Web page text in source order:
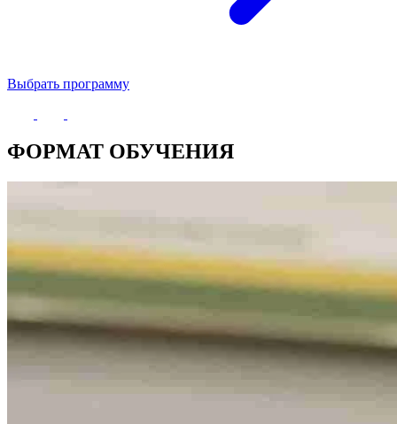
Выбрать программу
ФОРМАТ ОБУЧЕНИЯ